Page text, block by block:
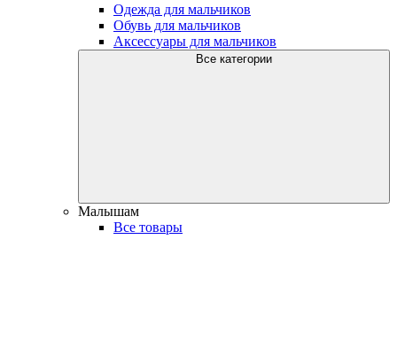
Одежда для мальчиков
Обувь для мальчиков
Аксессуары для мальчиков
Все категории
Малышам
Все товары